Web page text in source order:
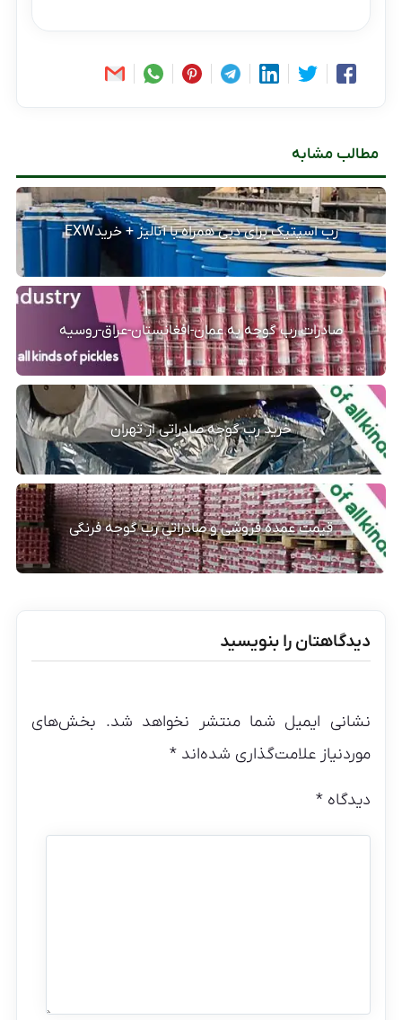
مطالب مشابه
رب اسپتیک برای دبی همراه با آنالیز + خریدEXW
صادرات رب گوجه به عمان-افغانستان-عراق-روسیه
خرید رب گوجه صادراتی از تهران
قیمت عمده فروشی و صادراتی رب گوجه فرنگی
دیدگاهتان را بنویسید
نشانی ایمیل شما منتشر نخواهد شد. بخش‌های
موردنیاز علامت‌گذاری شده‌اند*
دیدگاه*